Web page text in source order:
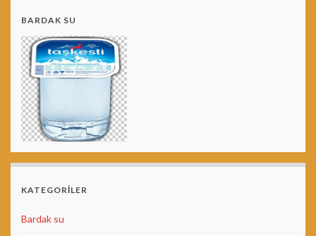
BARDAK SU
KATEGORILER
Bardak su